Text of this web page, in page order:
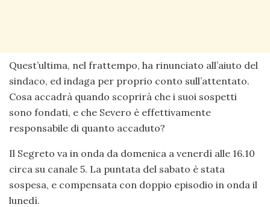
Quest’ultima, nel frattempo, ha rinunciato all’aiuto del
sindaco, ed indaga per proprio conto sull’attentato.
Cosa accadrà quando scoprirà che i suoi sospetti
sono fondati, e che Severo è effettivamente
responsabile di quanto accaduto?
Il Segreto va in onda da domenica a venerdì alle 16.10
circa su canale 5. La puntata del sabato è stata
sospesa, e compensata con doppio episodio in onda il
lunedì.